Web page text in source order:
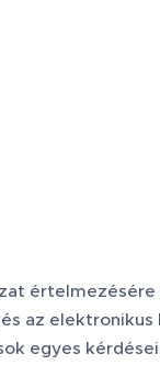
értelmezésére
az
egyes